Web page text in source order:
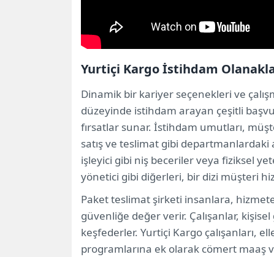
Yurtiçi Kargo İstihdam
Dinamik bir kariyer seçenekleri ve
düzeyinde istihdam arayan çeşitli
fırsatlar sunar. İstihdam umutları,
satış ve teslimat gibi departmanlardaki
işleyici gibi niş beceriler veya fiziksel
yönetici gibi diğerleri, bir dizi müşteri
Paket teslimat şirketi insanlara,
güvenliğe değer verir. Çalışanlar,
keşfederler. Yurtiçi Kargo çalışanları,
programlarına ek olarak cömert maaş